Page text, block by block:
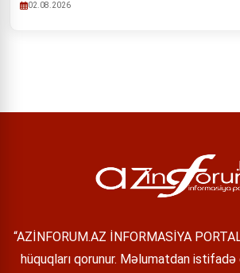
02.08.2026
“AZİNFORUM.AZ İNFORMASİYA
hüquqları qorunur. Məlumatdan